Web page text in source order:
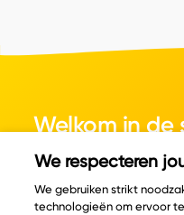
Welkom in de
We respecteren
We gebruiken strikt
technologieën om ervoor